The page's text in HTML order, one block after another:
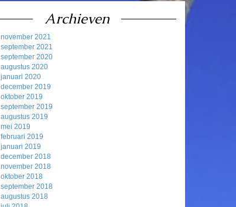
Archieven
november 2021
september 2021
september 2020
augustus 2020
januari 2020
december 2019
oktober 2019
september 2019
augustus 2019
mei 2019
februari 2019
januari 2019
december 2018
november 2018
oktober 2018
september 2018
augustus 2018